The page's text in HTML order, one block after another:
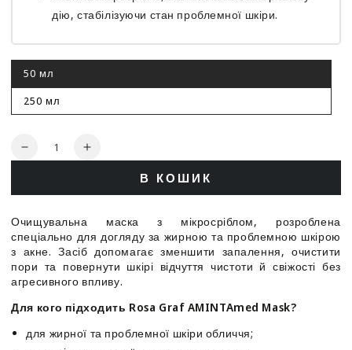
дію, стабілізуючи стан проблемної шкіри.
50 мл
Цей
варіант
роспродано
250 мл
Цей
варіант
Кількість
Зменшити
маска
з
мікросеребром
-
Graf
AMINTAmed
Mask
Збільшити
маска
з
мікросеребром
-
Graf
AMINTAmed
Mask
В КОШИК
Очищувальна маска з мікросріблом, розроблена
спеціально для догляду за жирною та проблемною шкірою
з акне. Засіб допомагає зменшити запалення, очистити
пори та повернути шкірі відчуття чистоти й свіжості без
агресивного впливу.
Для кого підходить Rosa Graf AMINTAmed Mask?
для жирної та проблемної шкіри обличчя;